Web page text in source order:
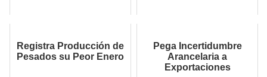
Registra Producción de
Pesados su Peor Enero
Pega Incertidumbre
Arancelaria a
Exportaciones